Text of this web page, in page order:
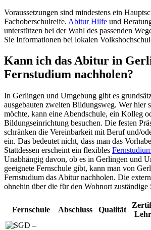
Voraussetzungen sind mindestens ein
Fachoberschulreife. Abitur Hilfe und
unterstützen bei der Wahl des passenden
Sie Informationen bei lokalen
Kann ich das Abitur in
Fernstudium nachholen?
In Gerlingen und Umgebung gibt es
ausgebauten zweiten Bildungsweg. Wer hier
möchte, kann eine Abendschule, ein Kolleg
Bildungseinrichtung besuchen. Die festen
schränken die Vereinbarkeit mit Beruf und/
ein. Das bedeutet nicht, dass man das
Stattdessen erscheint ein flexibles
Unabhängig davon, ob es in Gerlingen und
geeignete Fernschule gibt, kann man von
Fernstudium das Abitur nachholen. Die
ohnehin über die für den Wohnort zuständige
Fernschule Abschluss Qualität